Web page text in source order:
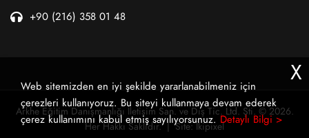
+90 (216) 358 01 48
Arkhe Eğitim Danışmanlığı İletişim San. ve Dış Tic. Ltd. Şti. © 2026.
Her Hakkı Saklıdır. | Site:İkipixel
Web sitemizden en iyi şekilde yararlanabilmeniz için
çerezleri kullanıyoruz. Bu siteyi kullanmaya devam ederek
çerez kullanımını kabul etmiş sayılıyorsunuz. Detaylı Bilgi >
X